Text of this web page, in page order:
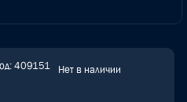
409151 Нет в наличии